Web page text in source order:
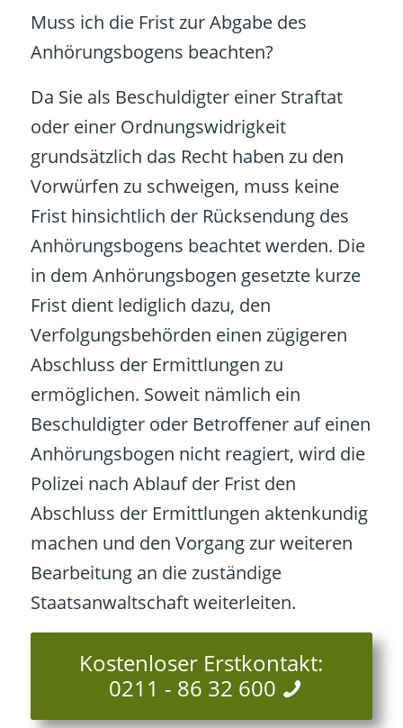
Muss ich die Frist zur Abgabe des
Anhörungsbogens beachten?
Da Sie als Beschuldigter einer Straftat
oder einer Ordnungswidrigkeit
grundsätzlich das Recht haben zu den
Vorwürfen zu schweigen, muss keine
Frist hinsichtlich der Rücksendung des
Anhörungsbogens beachtet werden. Die
in dem Anhörungsbogen gesetzte kurze
Frist dient lediglich dazu, den
Verfolgungsbehörden einen zügigeren
Abschluss der Ermittlungen zu
ermöglichen. Soweit nämlich ein
Beschuldigter oder Betroffener auf einen
Anhörungsbogen nicht reagiert, wird die
Polizei nach Ablauf der Frist den
Abschluss der Ermittlungen aktenkundig
machen und den Vorgang zur weiteren
Bearbeitung an die zuständige
Staatsanwaltschaft weiterleiten.
Kostenloser Erstkontakt:
0211 - 86 32 600